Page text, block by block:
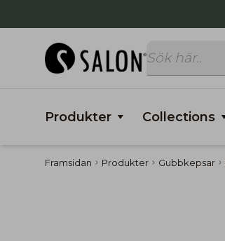
Produkter Collections
Framsidan Produkter Gubbkepsar